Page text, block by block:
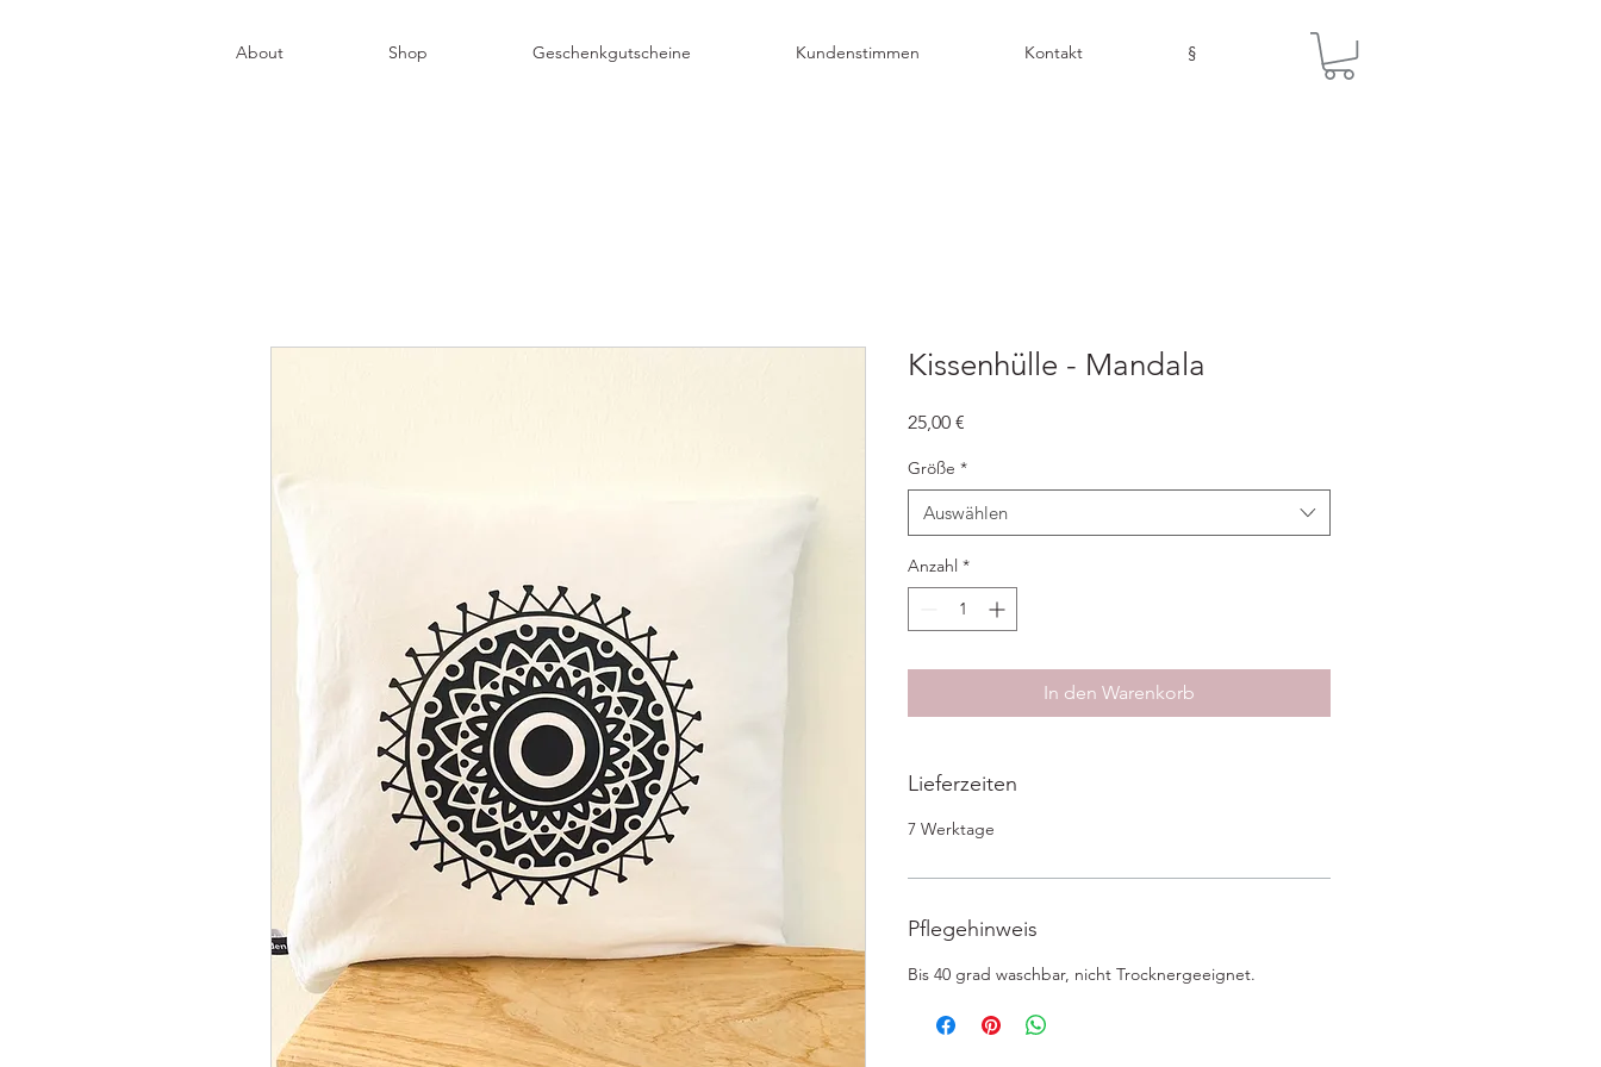
About Shop Geschenkgutscheine Kundenstimmen Kontakt §
Kissenhülle - Mandala
25,00 €
Größe *
Auswählen
Anzahl *
In den Warenkorb
Lieferzeiten
7 Werktage
Pflegehinweis
Bis 40 grad waschbar, nicht Trocknergeeignet.